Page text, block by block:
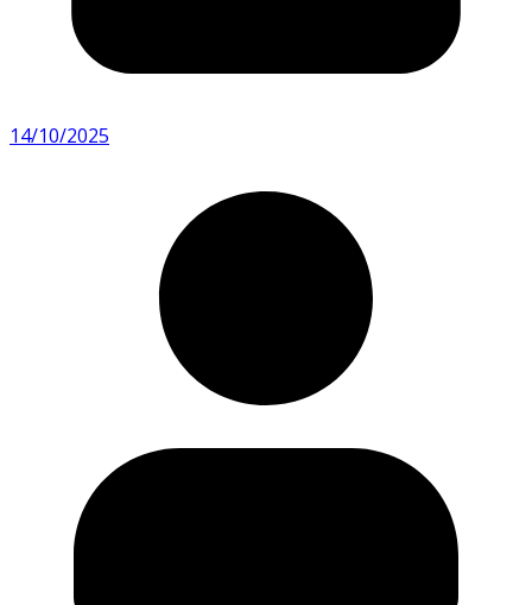
14/10/2025